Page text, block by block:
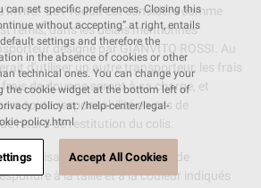
Le Produit est considéré comme
remis, dans les délais mentionnés
désigné par GIANVITO ROSSI. Au
d'utiliser un autre transporteur, les frais
de douane seront à sa charge, et
toute responsabilité en cas de
retard de restitution du colis.
faisant l'objet de la demande
à la taille et à la couleur indiqués
can set specific preferences. Closing this
without accepting” at right, entails
settings and therefore the
in the absence of cookies or other
technical ones. You can change your
the cookie widget at the bottom left of
policy at: /help-center/legal-
policy.html
Accept All Cookies